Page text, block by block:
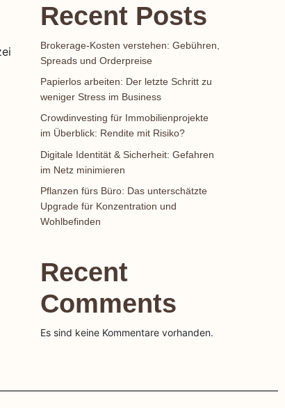
Recent Posts
Brokerage-Kosten verstehen: Gebühren,
Spreads und Orderpreise
Papierlos arbeiten: Der letzte Schritt zu
weniger Stress im Business
Crowdinvesting für Immobilienprojekte
im Überblick: Rendite mit Risiko?
Digitale Identität & Sicherheit: Gefahren
im Netz minimieren
Pflanzen fürs Büro: Das unterschätzte
Upgrade für Konzentration und
Wohlbefinden
Recent
Comments
Es sind keine Kommentare vorhanden.